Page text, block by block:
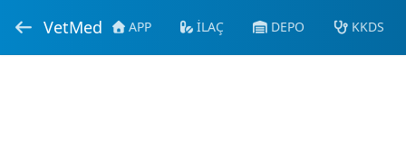
VetMed APP İLAÇ DEPO KKDS